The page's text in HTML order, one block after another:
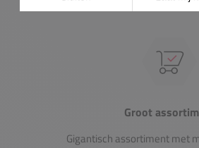
Groot
Gigantisch assortiment met